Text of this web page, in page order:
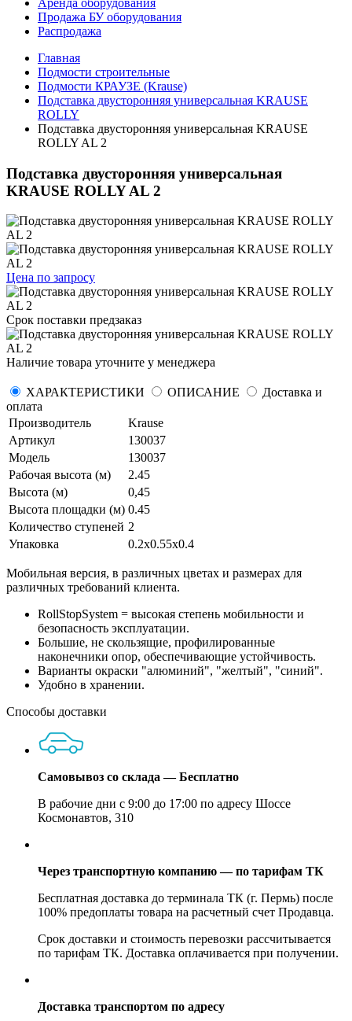
Аренда оборудования
Продажа БУ оборудования
Распродажа
Главная
Подмости строительные
Подмости КРАУЗЕ (Krause)
Подставка двусторонняя универсальная KRAUSE
ROLLY
Подставка двусторонняя универсальная KRAUSE
ROLLY AL 2
Подставка двусторонняя универсальная
KRAUSE ROLLY AL 2
Цена по запросу
Срок поставки предзаказ
Наличие товара уточните у менеджера
ХАРАКТЕРИСТИКИ ОПИСАНИЕ
Доставка и
оплата
Производитель
Krause
Артикул
130037
Модель
130037
Рабочая высота (м)
2.45
Высота (м)
0,45
Высота площадки (м) 0.45
Количество ступеней 2
Упаковка
0.2х0.55х0.4
Мобильная версия, в различных цветах и размерах для
различных требований клиента.
RollStopSystem = высокая степень мобильности и
безопасность эксплуатации.
Большие, не скользящие, профилированные
наконечники опор, обеспечивающие устойчивость.
Варианты окраски "алюминий", "желтый", "синий".
Удобно в хранении.
Способы доставки
Самовывоз со склада — Бесплатно
В рабочие дни с 9:00 до 17:00 по адресу Шоссе
Космонавтов, 310
Через транспортную компанию — по тарифам ТК
Бесплатная доставка до терминала ТК (г. Пермь) после
100% предоплаты товара на расчетный счет Продавца.
Срок доставки и стоимость перевозки рассчитывается
по тарифам ТК. Доставка оплачивается при получении.
Доставка транспортом по адресу